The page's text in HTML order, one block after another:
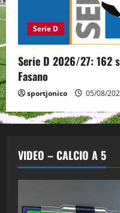
Serie D
Serie D 2026/27: 162
Fasano
sportjonico 05/08/
VIDEO – CALCIO A 5